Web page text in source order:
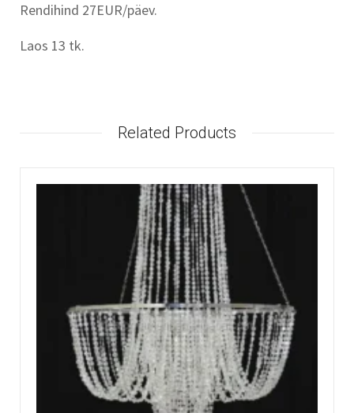
Rendihind 27EUR/päev.
Laos 13 tk.
Related Products